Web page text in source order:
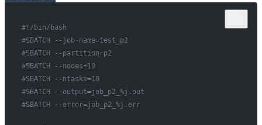
#!/bin/bash
#SBATCH --job-name=test_p2
#SBATCH --partition=p2
#SBATCH --nodes=10
#SBATCH --ntasks=10
#SBATCH --output=job_p2_%j.out
#SBATCH --error=job_p2_%j.err